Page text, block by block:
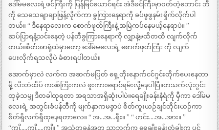
ဒေါ်မမလေးရဲ့ဖင်ကြီးကို ပြန်မြင်ယောင်ရင်း အဲဒီဖင်ကြီးမှာဝတ်တဲ့ဘောင်း ဘီ
ကို သေသေချာချာဖြန့်လိုက်ကာ ခွကြားနေရာကို ခပ်ဖွဖွနမ်းရှိုက်လိုက်ပါ
တယ်။ “ ဒီနေရာလေးက စောက်ဖုတ်ကြီးနဲ့ အမြဲကပ်နေမယ့်နေရာပဲ။ ”
ဆပ်ပြာရနံ့သင်းနေတဲ့ ပန်တီခွကြားနေရာကို လျှာနဲ့မထိတထိ လျက်လိုက်
တယ်။စိတ်အာရုံထဲမှာတော့ ဒေါ်မမလေးရဲ့ စောက်ဖုတ်ကြီး ကို လျက်
ပေးလိုက်ရသလိုပဲ ခံစားရပါတယ်။
အောက်မှာလဲ လက်က အဆက်မပြတ် ရှေ့တိုးနောက်ငင်ဂွင်းတိုက်ပေးနေတာ
မို့ လီးတံထိပ် ကဒစ်ကြီးကလဲ ဖူးကားရောင်ရမ်းလို့နေပါပြီ။တသက်လုံးဂွင်း
ထုခဲ့သမျှ ဒီတခါထုရတာ အရသာအရှိဆုံးပါပဲ။ရေချိုးခန်းနံရံကို မှီကာ ဒေါ်မမ
လေးရဲ့ အတွင်းခံပန်တီကို မျက်နှာကမခွာပဲ စိတ်ကူးယဉ်ချင်တိုင်းယဉ်ကာ
စိတ်ရှိလက်ရှိထုနေရတာလေ။ “ အ…အ…ရှီး။ ” “ ဟင်း….အ…အား။ ”
“ကျွိ…..ကျွီ…..ကျွီ။ ” အသံတခုနဲ့အတူ ညာဘက်က ရေချိုးခန်းတံခါးက ပွင့်